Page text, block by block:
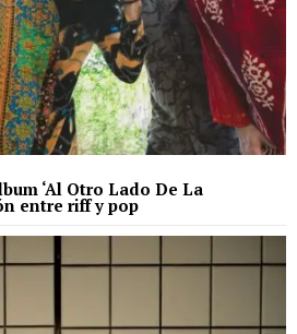
‘Al Otro Lado De La
entre riff y pop